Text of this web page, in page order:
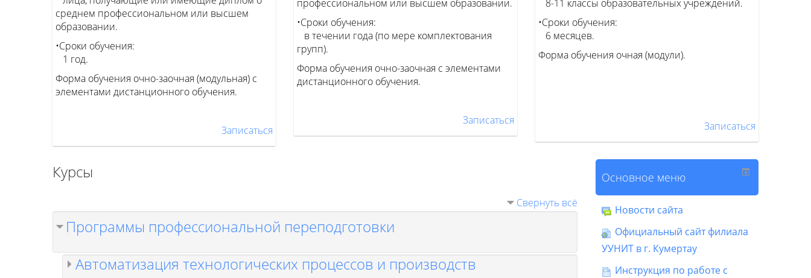
среднем профессиональном или высшем
образовании.
•Сроки обучения:
1 год.
Форма обучения очно-заочная (модульная) с
элементами дистанционного обучения.
Записаться
профессиональном или высшем образовании.
•Сроки обучения:
в течении года (по мере комплектования
групп).
Форма обучения очно-заочная с элементами
дистанционного обучения.
Записаться
8-11 классы образовательных учреждений.
•Сроки обучения:
6 месяцев.
Форма обучения очная (модули).
Записаться
Курсы
Свернуть всё
Программы профессиональной переподготовки
Автоматизация технологических процессов и производств
Основное меню
Новости сайта
Официальный сайт филиала
УУНИТ в г. Кумертау
Инструкция по работе с